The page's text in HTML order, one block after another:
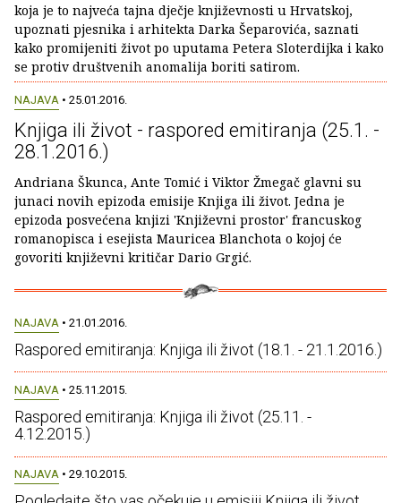
koja je to najveća tajna dječje književnosti u Hrvatskoj,
upoznati pjesnika i arhitekta Darka Šeparovića, saznati
kako promijeniti život po uputama Petera Sloterdijka i kako
se protiv društvenih anomalija boriti satirom.
NAJAVA • 25.01.2016.
Knjiga ili život - raspored emitiranja (25.1. -
28.1.2016.)
Andriana Škunca, Ante Tomić i Viktor Žmegač glavni su
junaci novih epizoda emisije Knjiga ili život. Jedna je
epizoda posvećena knjizi 'Književni prostor' francuskog
romanopisca i esejista Mauricea Blanchota o kojoj će
govoriti književni kritičar Dario Grgić.
NAJAVA • 21.01.2016.
Raspored emitiranja: Knjiga ili život (18.1. - 21.1.2016.)
NAJAVA • 25.11.2015.
Raspored emitiranja: Knjiga ili život (25.11. -
4.12.2015.)
NAJAVA • 29.10.2015.